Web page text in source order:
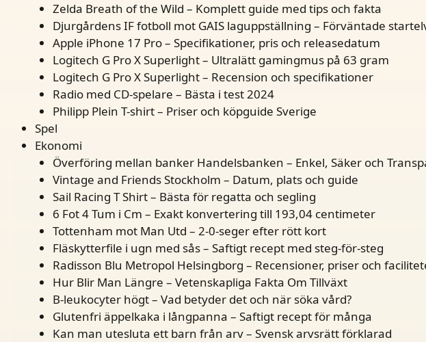
Zelda Breath of the Wild – Komplett guide med tips och fakta
Djurgårdens IF fotboll mot GAIS laguppställning – Förväntade
Apple iPhone 17 Pro – Specifikationer, pris och releasedatum
Logitech G Pro X Superlight – Ultralätt gamingmus på 63 gram
Logitech G Pro X Superlight – Recension och specifikationer
Radio med CD-spelare – Bästa i test 2024
Philipp Plein T-shirt – Priser och köpguide Sverige
Spel
Ekonomi
Överföring mellan banker Handelsbanken – Enkel, Säker och
Vintage and Friends Stockholm – Datum, plats och guide
Sail Racing T Shirt – Bästa för regatta och segling
6 Fot 4 Tum i Cm – Exakt konvertering till 193,04 centimeter
Tottenham mot Man Utd – 2-0-seger efter rött kort
Fläskytterfile i ugn med sås – Saftigt recept med steg-för-steg
Radisson Blu Metropol Helsingborg – Recensioner, priser och
Hur Blir Man Längre – Vetenskapliga Fakta Om Tillväxt
B-leukocyter högt – Vad betyder det och när söka vård?
Glutenfri äppelkaka i långpanna – Saftigt recept för många
Kan man utesluta ett barn från arv – Svensk arvsrätt förklarad